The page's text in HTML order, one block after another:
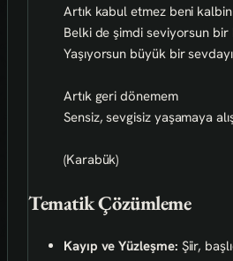
Artık kabul etmez beni kalbin
Belki de şimdi seviyorsun bir
Yaşıyorsun büyük bir
Artık geri dönemem
Sensiz, sevgisiz yaşamaya
(Karabük)
Tematik Çözümleme
Kayıp ve Yüzleşme: Şiir,